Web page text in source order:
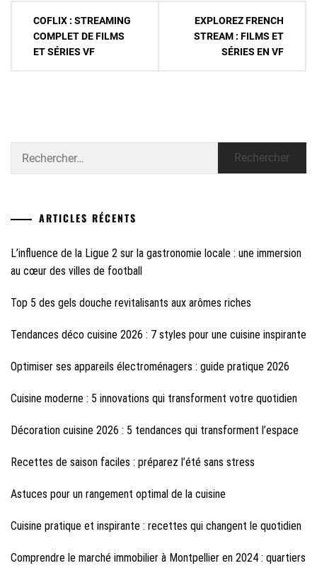
Navigation
l’article
COFLIX : STREAMING
COMPLET DE FILMS
ET SÉRIES VF
EXPLOREZ FRENCH
STREAM : FILMS ET
SÉRIES EN VF
ARTICLES RÉCENTS
L’influence de la Ligue 2 sur la gastronomie locale : une immersion
au cœur des villes de football
Top 5 des gels douche revitalisants aux arômes riches
Tendances déco cuisine 2026 : 7 styles pour une cuisine inspirante
Optimiser ses appareils électroménagers : guide pratique 2026
Cuisine moderne : 5 innovations qui transforment votre quotidien
Décoration cuisine 2026 : 5 tendances qui transforment l’espace
Recettes de saison faciles : préparez l’été sans stress
Astuces pour un rangement optimal de la cuisine
Cuisine pratique et inspirante : recettes qui changent le quotidien
Comprendre le marché immobilier à Montpellier en 2024 : quartiers